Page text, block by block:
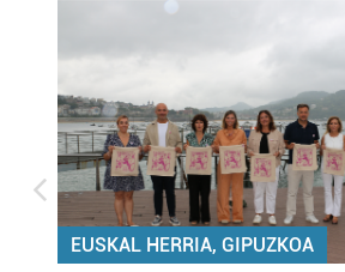
EUSKAL HERRIA, GIPUZKOA